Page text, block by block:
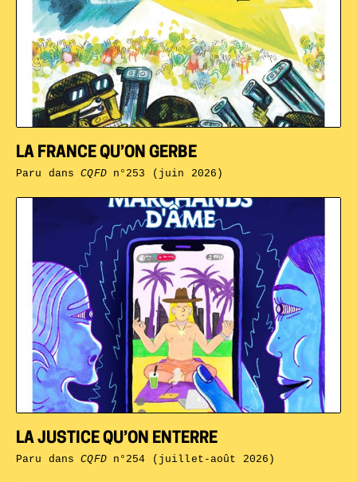
LA JUSTICE QU’ON ENTERRE
Paru dansCQFDn°254 (juillet-août 2026)
LA FRANCE QU’ON GERBE
Paru dansCQFDn°253 (juin 2026)